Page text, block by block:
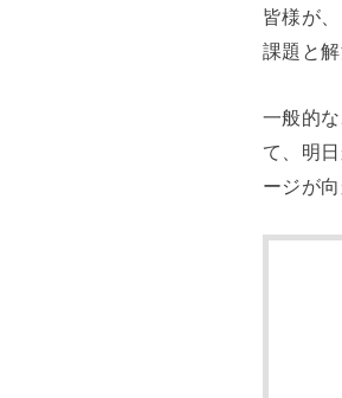
皆様が
課題と
一般的
て、明
ージが